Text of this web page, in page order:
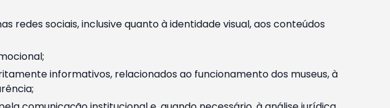
redes sociais, inclusive quanto à identidade visual, aos conteúdos
informativos, relacionados ao funcionamento dos museus, à